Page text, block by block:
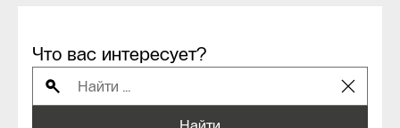
Что вас интересует?